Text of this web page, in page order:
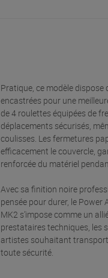
Pratique, ce modèle dispose
encastrées pour une
de 4 roulettes équipées de
déplacements sécurisés,
coulisses. Les fermetures
efficacement le couvercle,
renforcée du matériel
Avec sa finition noire
pensée pour durer, le Power
MK2 s’impose comme un
prestataires techniques, les
artistes souhaitant
toute sécurité.